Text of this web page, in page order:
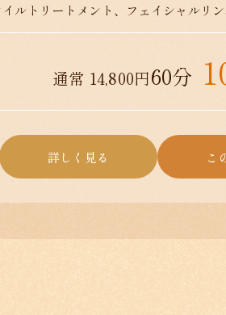
ルトリートメント、フェイシャルリ
通常 14,800円60分
詳しく見る こ